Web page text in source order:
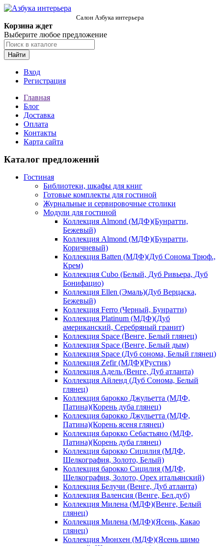
Салон Азбука интерьера
Корзина ждет
Выберите любое предложение
Найти
Вход
Регистрация
Главная
Блог
Доставка
Оплата
Контакты
Карта сайта
Каталог предложений
Гостиная
Библиотеки, шкафы для книг
Готовые комплекты для гостиной
Журнальные и сервировочные столики
Модули для гостиной
Коллекция Almond (МДФ)(Бунратти,
Бежевый)
Коллекция Almond (МДФ)(Бунратти,
Коричневый)
Коллекция Batten (МДФ)(Дуб Сонома Трюф.,
Крем)
Коллекция Cubo (Белый, Дуб Ривьера, Дуб
Бонифацио)
Коллекция Ellen (Эмаль)(Дуб Верцаска,
Бежевый)
Коллекция Ferro (Черный, Бунратти)
Коллекция Platinum (МДФ)(Дуб
американский, Серебряный гранит)
Коллекция Space (Венге, Белый глянец)
Коллекция Space (Венге, Белый дым)
Коллекция Space (Дуб сонома, Белый глянец)
Коллекция Zefir (МДФ)(Рустик)
Коллекция Адель (Венге, Дуб атланта)
Коллекция Айленд (Дуб Сонома, Белый
глянец)
Коллекция барокко Джульетта (МДФ,
Патина)(Корень дуба глянец)
Коллекция барокко Джульетта (МДФ,
Патина)(Корень ясеня глянец)
Коллекция барокко Себастьяно (МДФ,
Патина)(Корень дуба глянец)
Коллекция барокко Сицилия (МДФ,
Шелкография, Золото, Белый)
Коллекция барокко Сицилия (МДФ,
Шелкография, Золото, Орех итальянский)
Коллекция Белучи (Венге, Дуб атланта)
Коллекция Валенсия (Венге, Бел.дуб)
Коллекция Милена (МДФ)(Венге, Белый
глянец)
Коллекция Милена (МДФ)(Ясень, Какао
глянец)
Коллекция Мюнхен (МДФ)(Ясень шимо